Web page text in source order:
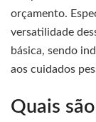
orçamento.
versatilidade
básica, sendo
aos cuidados
Quais